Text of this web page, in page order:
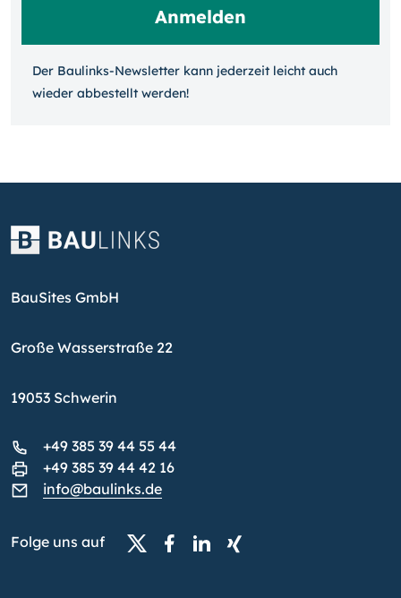
Der Baulinks-Newsletter kann jeder­zeit leicht auch
wieder ab­bestellt werden!
BauSites GmbH
Große Wasserstraße 22
19053 Schwerin
+49 385 39 44 55 44
+49 385 39 44 42 16
info@baulinks.de
Folge uns auf